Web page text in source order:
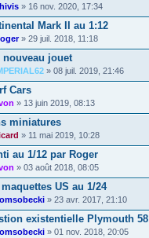
» 16 nov. 2020, 17:34
Mark II au 1:12
» 29 juil. 2018, 11:18
nouveau jouet
» 08 juil. 2019, 21:46
Cars
» 13 juin 2019, 08:13
miniatures
» 11 mai 2019, 10:28
au 1/12 par Roger
» 03 août 2018, 08:05
US au 1/24
» 23 avr. 2017, 21:10
existentielle Plymouth 58
» 01 nov. 2018, 20:05